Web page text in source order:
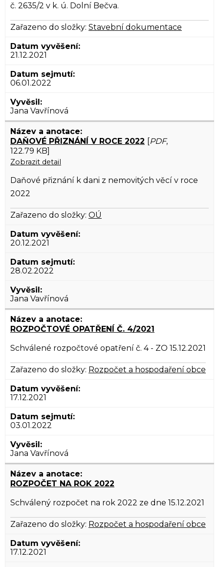
č. 2635/2 v k. ú. Dolní Bečva.
Zařazeno do složky: Stavební dokumentace
21.12.2021
06.01.2022
Jana Vavřínová
DAŇOVÉ PŘIZNÁNÍ V ROCE 2022 [PDF,
122.79 KB]
Zobrazit detail
Daňové přiznání k dani z nemovitých věcí v roce
2022
Zařazeno do složky: OÚ
20.12.2021
28.02.2022
Jana Vavřínová
ROZPOČTOVÉ OPATŘENÍ Č. 4/2021
Schválené rozpočtové opatření č. 4 - ZO 15.12.2021
Zařazeno do složky: Rozpočet a hospodaření obce
17.12.2021
03.01.2022
Jana Vavřínová
ROZPOČET NA ROK 2022
Schválený rozpočet na rok 2022 ze dne 15.12.2021
Zařazeno do složky: Rozpočet a hospodaření obce
17.12.2021